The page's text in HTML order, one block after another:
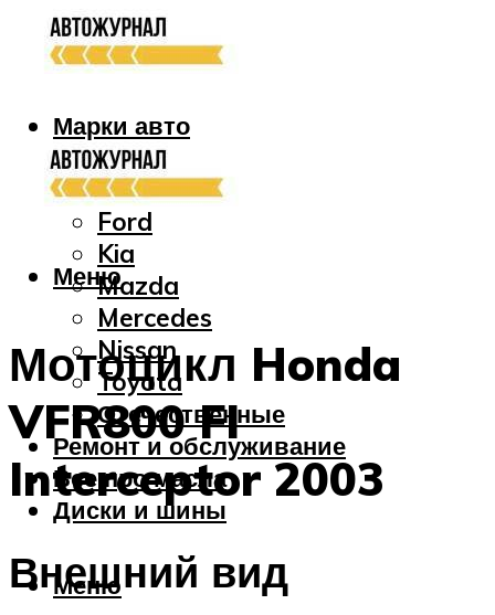
Марки авто
Audi
Bmw
Ford
Kia
Mazda
Mercedes
Nissan
Toyota
Отечественные
Ремонт и обслуживание
Все про масла
Диски и шины
Меню
Меню
Мотоцикл Honda
VFR800 FI
Interceptor 2003
Внешний вид